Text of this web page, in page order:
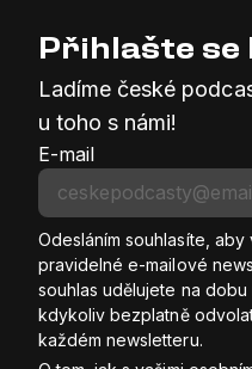
Přihlašte
Ladíme české
u toho s námi!
E-mail
Odesláním souhlasíte, aby
pravidelné e-mailové
souhlas udělujete na
kdykoliv bezplatně
každém newsletteru.